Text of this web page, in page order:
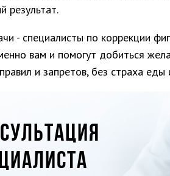
результат.
- специалисты по коррекции
вам и помогут добиться
и запретов, без страха